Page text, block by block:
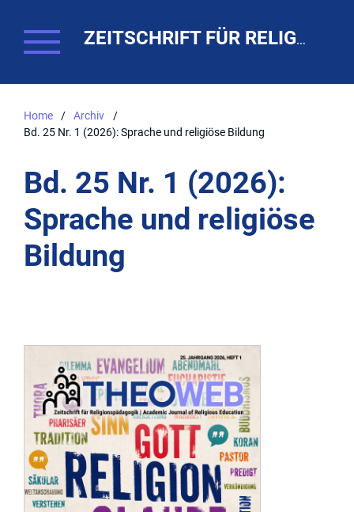
ZEITSCHRIFT FÜR RELIGIONSPÄDAGOGIK. THEO-WEB
Home / Archiv
/
Bd. 25 Nr. 1 (2026): Sprache und religiöse Bildung
Bd. 25 Nr. 1 (2026):
Sprache und religiöse
Bildung